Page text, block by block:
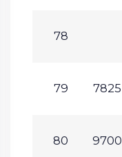
78
79 7825
80 9700